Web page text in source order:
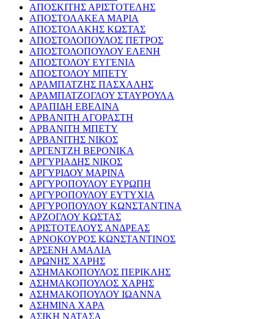
ΑΠΟΣΚΙΤΗΣ ΑΡΙΣΤΟΤΕΛΗΣ
ΑΠΟΣΤΟΛΑΚΕΑ ΜΑΡΙΑ
ΑΠΟΣΤΟΛΑΚΗΣ ΚΩΣΤΑΣ
ΑΠΟΣΤΟΛΟΠΟΥΛΟΣ ΠΕΤΡΟΣ
ΑΠΟΣΤΟΛΟΠΟΥΛΟΥ ΕΛΕΝΗ
ΑΠΟΣΤΟΛΟΥ ΕΥΓΕΝΙΑ
ΑΠΟΣΤΟΛΟΥ ΜΠΕΤΥ
ΑΡΑΜΠΑΤΖΗΣ ΠΑΣΧΑΛΗΣ
ΑΡΑΜΠΑΤΖΟΓΛΟΥ ΣΤΑΥΡΟΥΛΑ
ΑΡΑΠΙΔΗ ΕΒΕΛΙΝΑ
ΑΡΒΑΝΙΤΗ ΑΓΟΡΑΣΤΗ
ΑΡΒΑΝΙΤΗ ΜΠΕΤΥ
ΑΡΒΑΝΙΤΗΣ ΝΙΚΟΣ
ΑΡΓΕΝΤΖΗ ΒΕΡΟΝΙΚΑ
ΑΡΓΥΡΙΑΔΗΣ ΝΙΚΟΣ
ΑΡΓΥΡΙΔΟΥ ΜΑΡΙΝΑ
ΑΡΓΥΡΟΠΟΥΛΟΥ ΕΥΡΩΠΗ
ΑΡΓΥΡΟΠΟΥΛΟΥ ΕΥΤΥΧΙΑ
ΑΡΓΥΡΟΠΟΥΛΟΥ ΚΩΝΣΤΑΝΤΙΝΑ
ΑΡΖΟΓΛΟΥ ΚΩΣΤΑΣ
ΑΡΙΣΤΟΤΕΛΟΥΣ ΑΝΔΡΕΑΣ
ΑΡΝΟΚΟΥΡΟΣ ΚΩΝΣΤΑΝΤΙΝΟΣ
ΑΡΣΕΝΗ ΑΜΑΛΙΑ
ΑΡΩΝΗΣ ΧΑΡΗΣ
ΑΣΗΜΑΚΟΠΟΥΛΟΣ ΠΕΡΙΚΛΗΣ
ΑΣΗΜΑΚΟΠΟΥΛΟΣ ΧΑΡΗΣ
ΑΣΗΜΑΚΟΠΟΥΛΟΥ ΙΩΑΝΝΑ
ΑΣΗΜΙΝΑ ΧΑΡΑ
ΑΣΙΚΗ ΝΑΤΑΣΑ